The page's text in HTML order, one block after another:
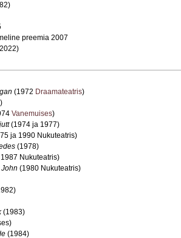
preemia 2007
(1972 Draamateatris)
Vanemuises)
(1974 ja 1977)
ja 1990 Nukuteatris)
(1978)
Nukuteatris)
(1980 Nukuteatris)
(1983)
(1984)